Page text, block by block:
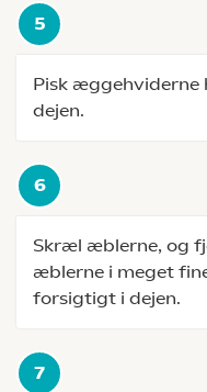
Pisk æggehviderne
dejen.
Skræl æblerne, og
æblerne i meget
forsigtigt i dejen.